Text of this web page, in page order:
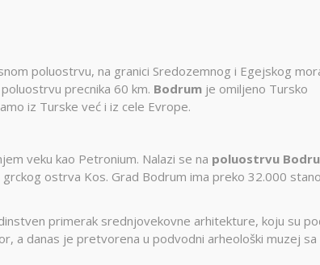
poluostrvu, na granici Sredozemnog i Egejskog
precnika 60 km. Bodrum je omiljeno Tursko
iz Turske već i iz cele Evrope.
veku kao Petronium. Nalazi se na poluostrvu
ostrva Kos. Grad Bodrum ima preko 32.000
primerak srednjovekovne arhitekture, koju su
a danas je pretvorena u podvodni arheološki muzej sa